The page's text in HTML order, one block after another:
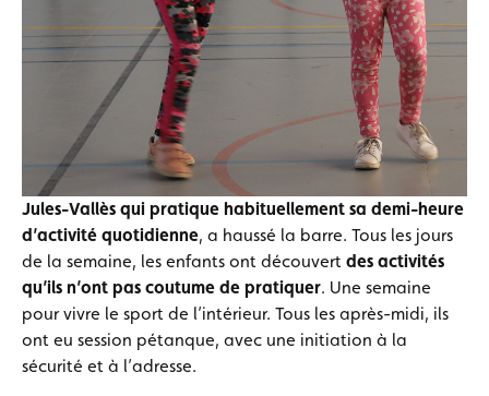
Jules-Vallès qui pratique habituellement sa demi-heure
d’activité quotidienne, a haussé la barre. Tous les jours
de la semaine, les enfants ont découvert des activités
qu’ils n’ont pas coutume de pratiquer. Une semaine
pour vivre le sport de l’intérieur. Tous les après-midi, ils
ont eu session pétanque, avec une initiation à la
sécurité et à l’adresse.